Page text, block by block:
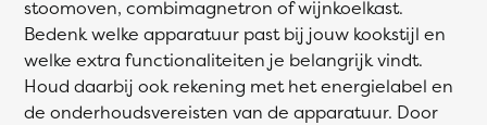
stoomoven, combimagnetron of wijnkoelkast.
Bedenk welke apparatuur past bij jouw kookstijl en
welke extra functionaliteiten je belangrijk vindt.
Houd daarbij ook rekening met het energielabel en
de onderhoudsvereisten van de apparatuur. Door